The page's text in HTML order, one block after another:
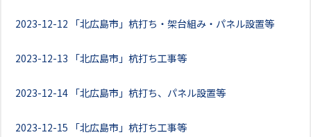
2023-12-12 「北広島市」杭打ち・架台組み・パネル設置等
2023-12-13 「北広島市」杭打ち工事等
2023-12-14 「北広島市」杭打ち、パネル設置等
2023-12-15 「北広島市」杭打ち工事等